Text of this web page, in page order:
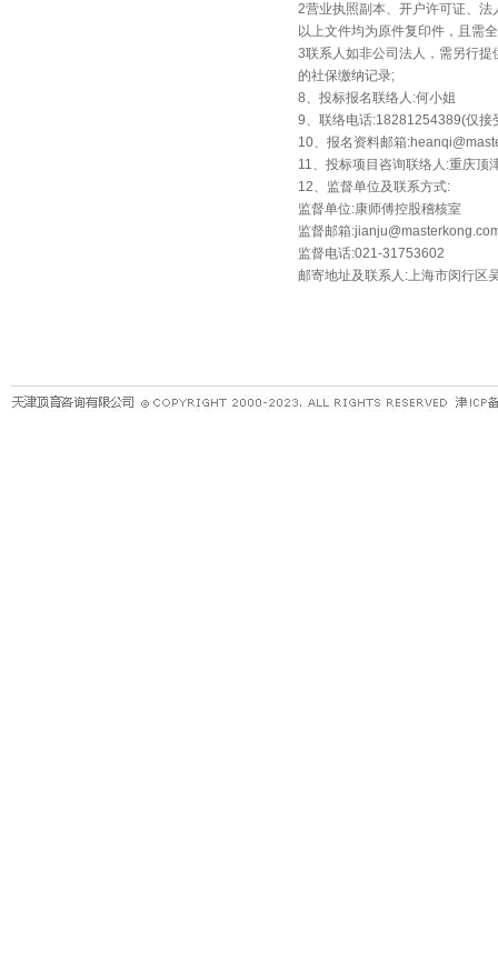
2营业执照副本、开户许可证、
以上文件均为原件复印件，且需
3联系人如非公司法人，需另行
的社保缴纳记录;
8、投标报名联络人:何小姐
9、联络电话:18281254389(仅接
10、报名资料邮箱
11、投标项目咨询联络人:重庆
12、监督单位及联系方式:
监督单位:康师傅控股稽核室
监督邮箱
监督电话:021-31753602
邮寄地址及联系人:上海市闵行区